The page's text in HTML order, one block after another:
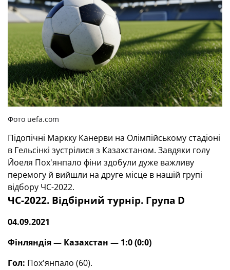
Фото uefa.com
Підопічні Маркку Канерви на Олімпійському стадіоні
в Гельсінкі зустрілися з Казахстаном. Завдяки голу
Йоеля Пох'янпало фіни здобули дуже важливу
перемогу й вийшли на друге місце в нашій групі
відбору ЧС-2022.
ЧС-2022. Відбірний турнір. Група D
04.09.2021
Фінляндія— Казахстан — 1:0(0:0)
Гол: Пох'янпало (60).